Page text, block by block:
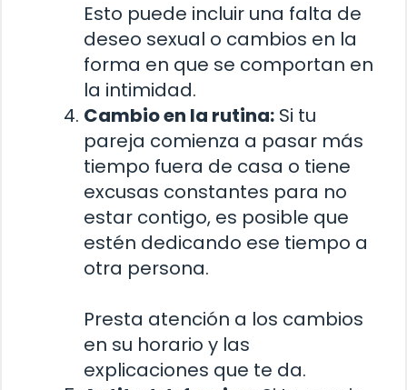
Esto puede incluir una falta de
deseo sexual o cambios en la
forma en que se comportan en
la intimidad.
Cambio en la rutina: Si tu
pareja comienza a pasar más
tiempo fuera de casa o tiene
excusas constantes para no
estar contigo, es posible que
estén dedicando ese tiempo a
otra persona.
Presta atención a los cambios
en su horario y las
explicaciones que te da.